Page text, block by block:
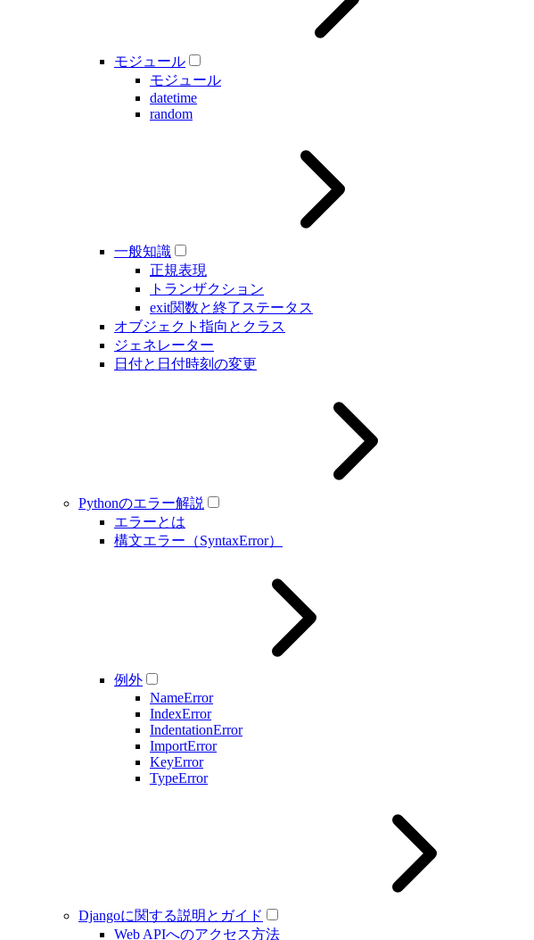
モジュール
モジュール
datetime
random
一般知識
正規表現
トランザクション
exit関数と終了ステータス
オブジェクト指向とクラス
ジェネレーター
日付と日付時刻の変更
Pythonのエラー解説
エラーとは
構文エラー（SyntaxError）
例外
NameError
IndexError
IndentationError
ImportError
KeyError
TypeError
Djangoに関する説明とガイド
Web APIへのアクセス方法